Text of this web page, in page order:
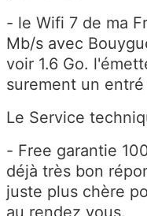
- le Wifi 7 de ma
Mb/s avec
voir 1.6 Go.
surement un
Le Service
- Free garantie
déjà très bon
juste plus chère
au rendez vous.